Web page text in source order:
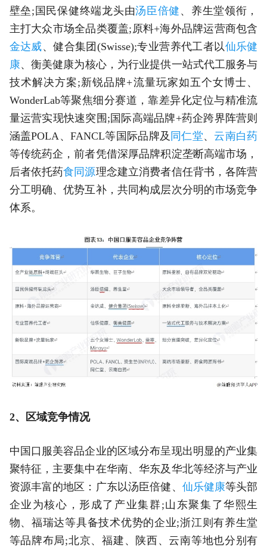
壁垒;国民保健终端龙头由汤臣倍健 、养生堂领衔，
主打大众市场全品类覆盖;原料+海外品牌运营商包含
金达威、健合集团(Swisse);专业营养代工者以仙乐健
康、衡美健康为核心，为行业提供一站式代工服务与
技术解决方案;新锐品牌+流量玩家如五个女博士、
WonderLab等聚焦细分赛道，靠差异化定位与精准流
量运营实现快速突围;国际高端品牌+药企跨界阵营则
涵盖POLA、FANCL等国际品牌及 同仁堂、 云南白药
等传统药企，前者凭借深厚品牌积淀垄断高端市场，
后者依托药食同源理念建立消费者信任背书，各阵营
分工明确、优势互补，共同构成层次分明的市场竞争
体系。
2、区域竞争情况
中国口服美容品企业的区域分布呈现出明显的产业集
聚特征，主要集中在华南、华东及华北等经济与产业
资源丰富的地区：广东以汤臣倍健、 仙乐健康等头部
企业为核心，形成了产业集群;山东聚集了华熙生
物、福瑞达等具备技术优势的企业;浙江则有养生堂
等品牌布局;北京、福建、陕西、云南等地也分别有